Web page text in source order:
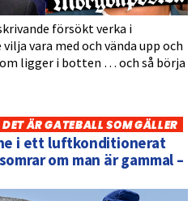
försökt verka i
vara med och vända upp och
ligger i botten … och så börja
ÄR GATEBALL SOM GÄLLER
i ett luftkonditionerat
om man är gammal –